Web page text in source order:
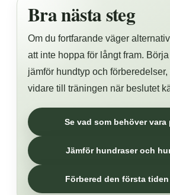
Bra nästa steg
Om du fortfarande väger
att inte hoppa för långt fram.
jämför hundtyp och
vidare till träningen när beslutet
Se vad som behöver vara
Jämför hundraser och
Förbered den första tiden